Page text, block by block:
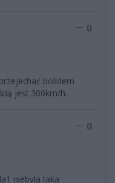
0
bolidem
jest 300km/h.
0
niebyła taka